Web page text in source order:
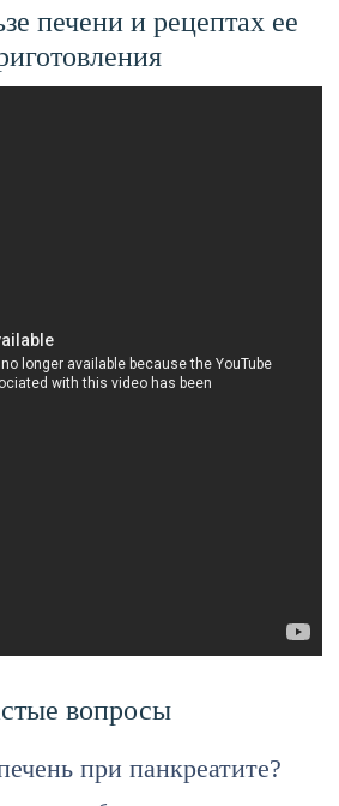
печени и рецептах ее
вопросы
при панкреатите?